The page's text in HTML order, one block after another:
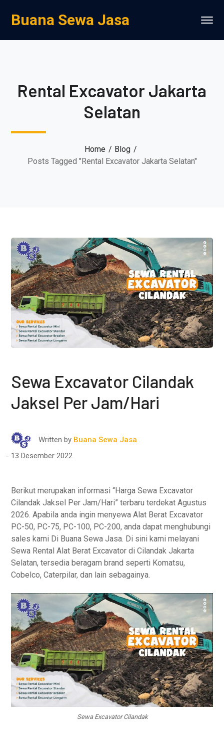
Buana Sewa Jasa
Rental Excavator Jakarta
Selatan
Home
Blog
Posts Tagged "Rental Excavator Jakarta Selatan"
Sewa Excavator Cilandak
Jaksel Per Jam/Hari
Written by Buana Sewa Jasa
13 Desember 2022
Berikut merupakan informasi “Harga Sewa Excavator
Cilandak Jaksel Per Jam/Hari” terbaru terdekat Agustus
2026. Apabila anda ingin menyewa Alat Berat Excavator
PC-50, PC-75, PC-100, PC-200, anda dapat menghubungi
sales kami Di Buana Sewa Jasa. Di sini kami melayani
Sewa Rental Alat Berat Excavator di Cilandak Jakarta
Selatan, tersedia beragam brand seperti Komatsu,
Cobelco, Caterpilar, dan lain sebagainya.
Sewa Excavator Cilandak